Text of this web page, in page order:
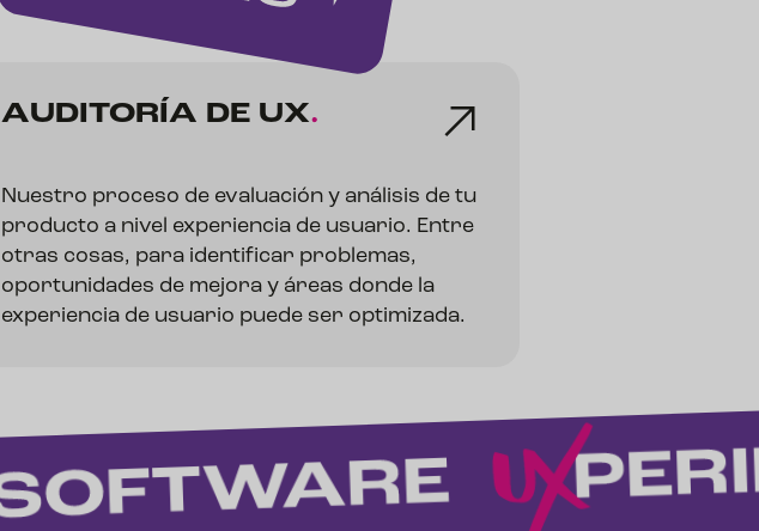
AUDITORÍA DE UX.
Nuestro proceso de evaluación y análisis de tu
producto a nivel experiencia de usuario. Entre
otras cosas, para identificar problemas,
oportunidades de mejora y áreas donde la
experiencia de usuario puede ser optimizada.